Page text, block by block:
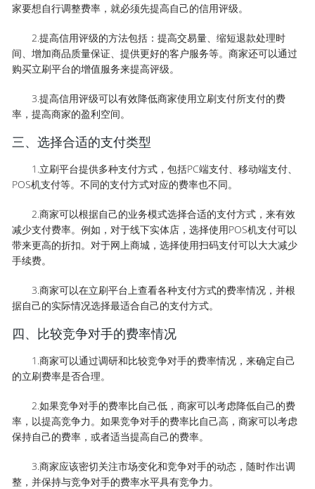
家要想自行调整费率，就必须先提高自己的信用评级。
2.提高信用评级的方法包括：提高交易量、缩短退款处理时
间、增加商品质量保证、提供更好的客户服务等。商家还可以通过
购买立刷平台的增值服务来提高评级。
3.提高信用评级可以有效降低商家使用立刷支付所支付的费
率，提高商家的盈利空间。
三、选择合适的支付类型
1.立刷平台提供多种支付方式，包括PC端支付、移动端支付、
POS机支付等。不同的支付方式对应的费率也不同。
2.商家可以根据自己的业务模式选择合适的支付方式，来有效
减少支付费率。例如，对于线下实体店，选择使用POS机支付可以
带来更高的折扣。对于网上商城，选择使用扫码支付可以大大减少
手续费。
3.商家可以在立刷平台上查看各种支付方式的费率情况，并根
据自己的实际情况选择最适合自己的支付方式。
四、比较竞争对手的费率情况
1.商家可以通过调研和比较竞争对手的费率情况，来确定自己
的立刷费率是否合理。
2.如果竞争对手的费率比自己低，商家可以考虑降低自己的费
率，以提高竞争力。如果竞争对手的费率比自己高，商家可以考虑
保持自己的费率，或者适当提高自己的费率。
3.商家应该密切关注市场变化和竞争对手的动态，随时作出调
整，并保持与竞争对手的费率水平具有竞争力。